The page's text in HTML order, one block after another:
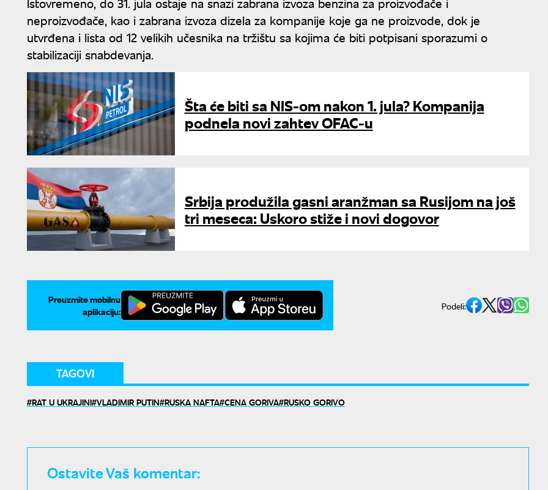
neproizvođače, kao i zabrana izvoza dizela za kompanije koje ga ne proizvode, dok je
utvrđena i lista od 12 velikih učesnika na tržištu sa kojima će biti potpisani sporazumi o
stabilizaciji snabdevanja.
Šta će biti sa NIS-om nakon 1. jula? Kompanija
podnela novi zahtev OFAC-u
Srbija produžila gasni aranžman sa Rusijom na još
tri meseca: Uskoro stiže i novi dogovor
Preuzmite mobilnu
aplikaciju:
Podeli:
TAGOVI
RAT U UKRAJINI VLADIMIR PUTIN RUSKA NAFTA CENA GORIVA RUSKO GORIVO
Ostavite Vaš komentar: